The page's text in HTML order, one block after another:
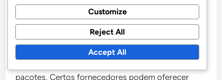
Fatores de exclusividade regional
A exclusividade regional pode desempenhar um
papel significativo nadisponibilidade deofertas de
pacotes. Certos fornecedores podem oferecer
Customize
Reject All
Accept All